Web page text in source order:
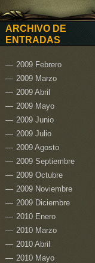
ARCHIVO DE
ENTRADAS
2009 Febrero
2009 Marzo
2009 Abril
2009 Mayo
2009 Junio
2009 Julio
2009 Agosto
2009 Septiembre
2009 Octubre
2009 Noviembre
2009 Diciembre
2010 Enero
2010 Marzo
2010 Abril
2010 Mayo